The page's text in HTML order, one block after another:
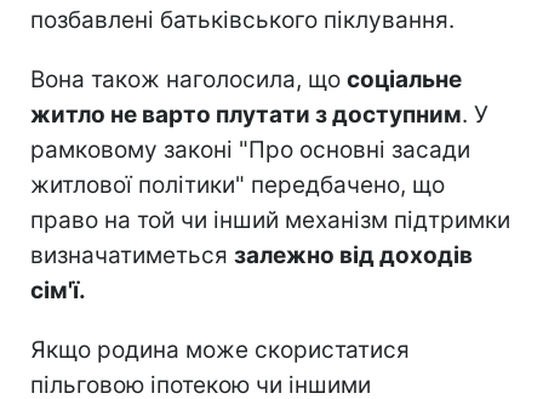
позбавлені батьківського піклування.
Вона також наголосила, що соціальне
житло не варто плутати з доступним. У
рамковому законі "Про основні засади
житлової політики" передбачено, що
право на той чи інший механізм підтримки
визначатиметься залежно від доходів
сім'ї.
Якщо родина може скористатися
пільговою іпотекою чи іншими